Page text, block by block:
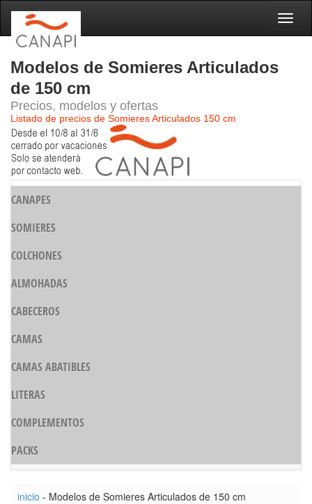
Modelos de Somieres Articulados
de 150 cm
Precios, modelos y ofertas
Listado de precios de Somieres Articulados 150 cm
CANAPES
SOMIERES
COLCHONES
ALMOHADAS
CABECEROS
CAMAS
CAMAS ABATIBLES
LITERAS
COMPLEMENTOS
PACKS
inicio - Modelos de Somieres Articulados de 150 cm